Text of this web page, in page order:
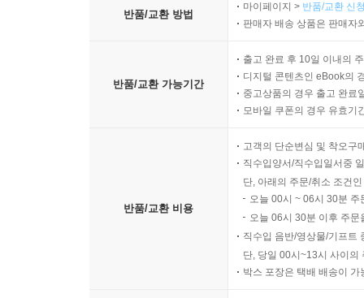
반품/교환 방법
마이페이지 > 반품/교환 신
판매자 배송 상품은 판매자
반품/교환 가능기간
출고 완료 후 10일 이내의
디지털 콘텐츠인 eBook의
중고상품의 경우 출고 완료
모바일 쿠폰의 경우 유효기
반품/교환 비용
고객의 단순변심 및 착오구
직수입양서/직수입일서중
단, 아래의 주문/취소 조건
오늘 00시 ~ 06시 30분
오늘 06시 30분 이후 주
직수입 음반/영상물/기프트
단, 당일 00시~13시 사이의
박스 포장은 택배 배송이